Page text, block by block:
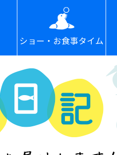
ショー・お食事タイム